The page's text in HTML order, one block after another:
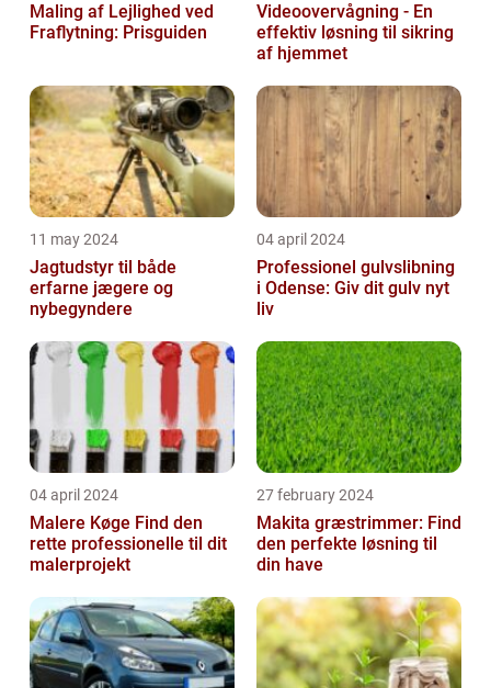
Maling af Lejlighed ved
Fraflytning: Prisguiden
Videoovervågning - En
effektiv løsning til sikring
af hjemmet
11 may 2024
Jagtudstyr til både
erfarne jægere og
nybegyndere
04 april 2024
Professionel gulvslibning
i Odense: Giv dit gulv nyt
liv
04 april 2024
Malere Køge Find den
rette professionelle til dit
malerprojekt
27 february 2024
Makita græstrimmer: Find
den perfekte løsning til
din have